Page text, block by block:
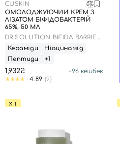
CUSKIN
ОМОЛОДЖУЮЧИЙ КРЕМ З
ЛІЗАТОМ БІФІДОБАКТЕРІЙ
65%, 50 МЛ
DR.SOLUTION BIFIDA BARRIER
CREAM
Кераміди
Ніацинамід
Пептиди
+1
1,932₴ +96 кешбек
4.89 (9)
ХІТ